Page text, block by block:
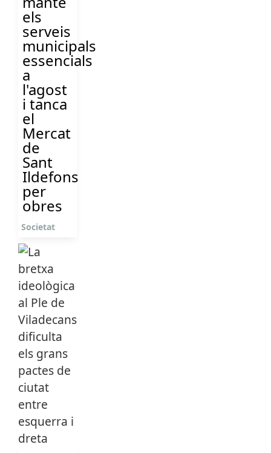
els
serveis
municipals
essencials
a
l'agost
i tanca
el
Mercat
de
Sant
Ildefons
per
obres
Societat